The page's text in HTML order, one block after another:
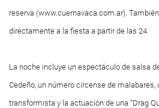
reserva (www.cuernavaca.com.ar).
directamente a la fiesta a partir de las 24.
La noche incluye un espectáculo de salsa
Cedeño, un número circense de
transformista y la actuación de una “Drag